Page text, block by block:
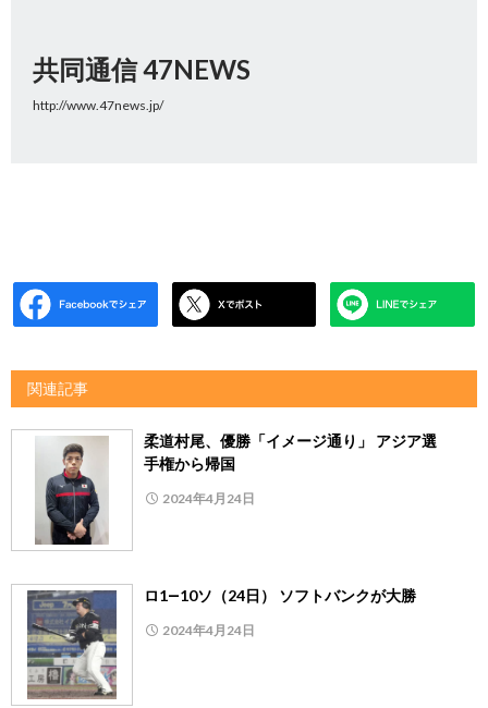
共同通信 47NEWS
http://www.47news.jp/
関連記事
柔道村尾、優勝「イメージ通り」 アジア選
手権から帰国
2024年4月24日
ロ1―10ソ（24日） ソフトバンクが大勝
2024年4月24日